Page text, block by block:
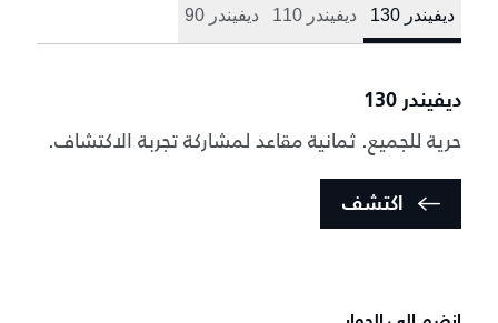
ديفيندر 130 ديفيندر 110 ديفيندر 90
ديفيندر 130
حرية للجميع. ثمانية مقاعد لمشاركة تجربة الاكتشاف.
اكتشف